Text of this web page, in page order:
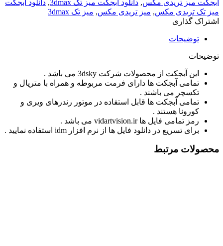
آبجکت میز تریدی مکس, دانلود آبجکت میز تک 3dmax , دانلود آبجکت
میز تک تریدی مکس, میز تریدی مکس, میز تک 3dmax
اشتراک گذاری
توضیحات
توضیحات
این آبجکت از محصولات شرکت 3dsky می باشد .
تمامی آبجکت ها دارای فرمت مربوطه و همراه با متریال و
تکسچر می باشند .
تمامی آبجکت ها قابل استفاده در موتور رندرهای ویری و
کورونا هستند .
رمز تمامی فایل ها vidartvision.ir می باشد .
برای تسریع در دانلود فایل ها از نرم افزار idm استفاده نمایید .
محصولات مرتبط